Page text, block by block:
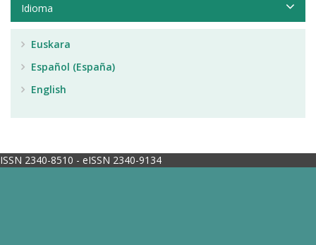
Idioma
Euskara
Español (España)
English
ISSN 2340-8510 - eISSN 2340-9134